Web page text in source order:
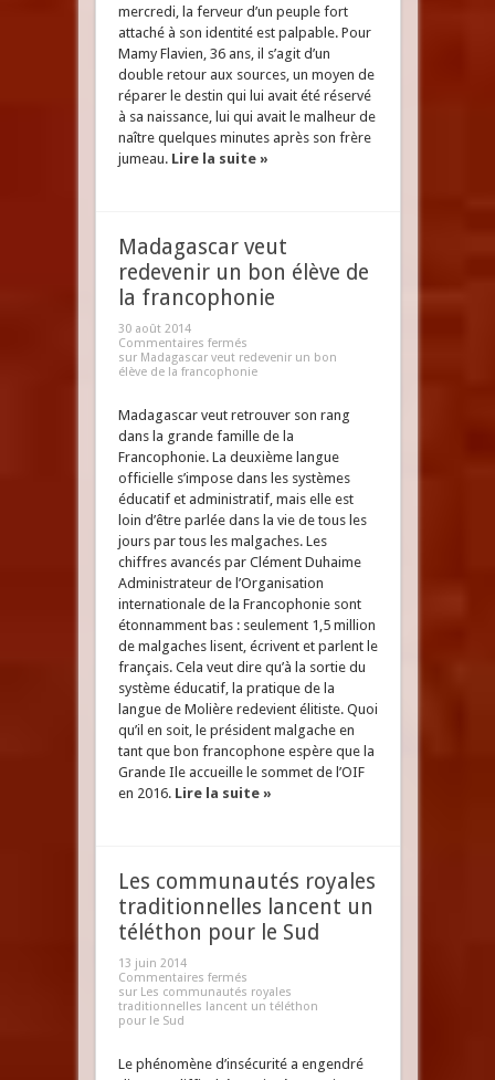
mercredi, la ferveur d’un peuple fort
attaché à son identité est palpable. Pour
Mamy Flavien, 36 ans, il s’agit d’un
double retour aux sources, un moyen de
réparer le destin qui lui avait été réservé
à sa naissance, lui qui avait le malheur de
naître quelques minutes après son frère
jumeau. Lire la suite »
Madagascar veut
redevenir un bon élève de
la francophonie
30 août 2014
Commentaires fermés
sur Madagascar veut redevenir un bon
élève de la francophonie
Madagascar veut retrouver son rang
dans la grande famille de la
Francophonie. La deuxième langue
officielle s’impose dans les systèmes
éducatif et administratif, mais elle est
loin d’être parlée dans la vie de tous les
jours par tous les malgaches. Les
chiffres avancés par Clément Duhaime
Administrateur de l’Organisation
internationale de la Francophonie sont
étonnamment bas : seulement 1,5 million
de malgaches lisent, écrivent et parlent le
français. Cela veut dire qu’à la sortie du
système éducatif, la pratique de la
langue de Molière redevient élitiste. Quoi
qu’il en soit, le président malgache en
tant que bon francophone espère que la
Grande Ile accueille le sommet de l’OIF
en 2016. Lire la suite »
Les communautés royales
traditionnelles lancent un
téléthon pour le Sud
13 juin 2014
Commentaires fermés
sur Les communautés royales
traditionnelles lancent un téléthon
pour le Sud
Le phénomène d’insécurité a engendré